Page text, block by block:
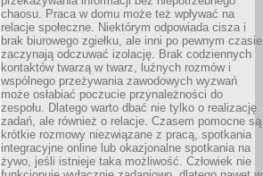
chaosu. Praca w domu może też wpływać na
relacje społeczne. Niektórym odpowiada cisza i
brak biurowego zgiełku, ale inni po pewnym czasie
zaczynają odczuwać izolację. Brak codziennych
kontaktów twarzą w twarz, luźnych rozmów i
wspólnego przeżywania zawodowych wyzwań
może osłabiać poczucie przynależności do
zespołu. Dlatego warto dbać nie tylko o realizację
zadań, ale również o relacje. Czasem pomocne są
krótkie rozmowy niezwiązane z pracą, spotkania
integracyjne online lub okazjonalne spotkania na
żywo, jeśli istnieje taka możliwość. Człowiek nie